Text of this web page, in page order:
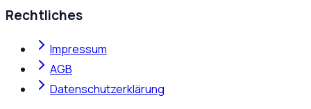
Rechtliches
Impressum
AGB
Datenschutzerklärung